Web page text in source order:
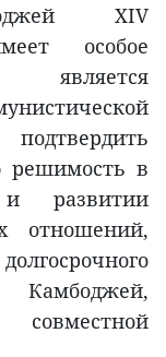
XIV
особое
является
решимость в
и развитии
отношений,
совместной